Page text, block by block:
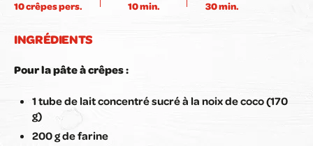
Envoyer mon avis
10 crêpes pers. 10 min. 30 min.
INGRÉDIENTS
Pour la pâte à crêpes :
1 tube de lait concentré sucré à la noix de coco (170
g)
200 g de farine